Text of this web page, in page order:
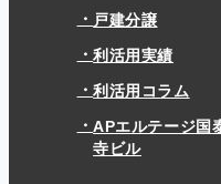
戸建分譲
利活用実績
利活用コラム
APエルテージ国
寺ビル